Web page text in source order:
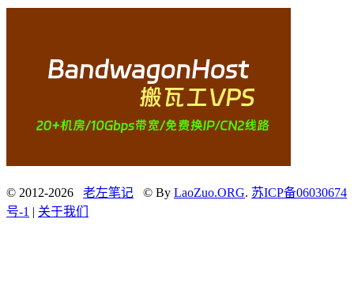
© 2012-2026 老左笔记 © By LaoZuo.ORG. 苏ICP备06030674
号-1 | 关于我们